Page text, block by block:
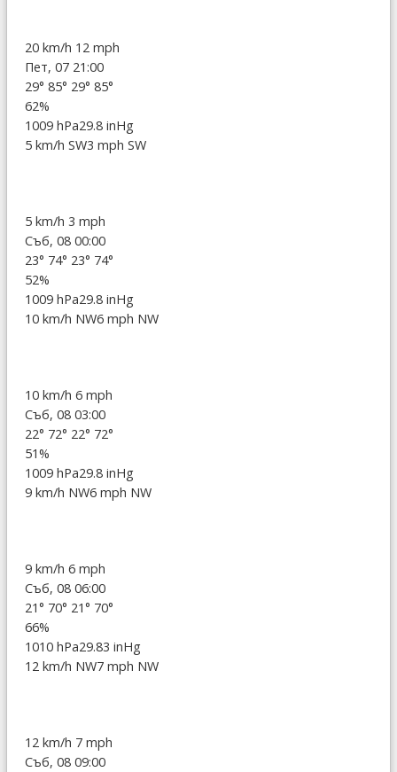
20 km/h 12 mph
Пет, 07 21:00
29° 85° 29° 85°
62%
1009 hPa29.8 inHg
5 km/h SW3 mph SW
5 km/h 3 mph
Съб, 08 00:00
23° 74° 23° 74°
52%
1009 hPa29.8 inHg
10 km/h NW6 mph NW
10 km/h 6 mph
Съб, 08 03:00
22° 72° 22° 72°
51%
1009 hPa29.8 inHg
9 km/h NW6 mph NW
9 km/h 6 mph
Съб, 08 06:00
21° 70° 21° 70°
66%
1010 hPa29.83 inHg
12 km/h NW7 mph NW
12 km/h 7 mph
Съб, 08 09:00